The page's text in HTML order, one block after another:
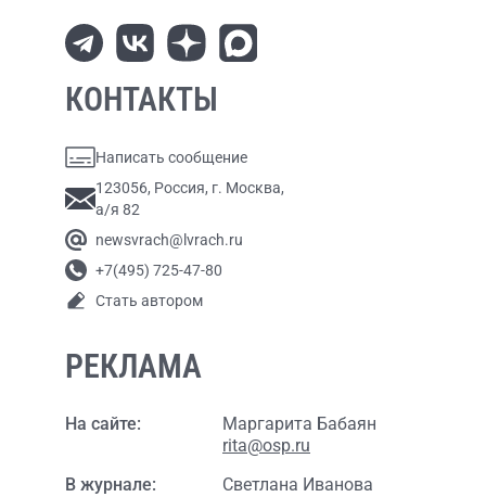
КОНТАКТЫ
Написать сообщение
123056, Россия, г. Москва,
а/я 82
newsvrach@lvrach.ru
+7(495) 725-47-80
Стать автором
РЕКЛАМА
На сайте:
Маргарита Бабаян
rita@osp.ru
В журнале:
Светлана Иванова